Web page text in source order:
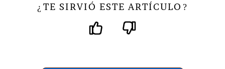
¿ TE SIRVIÓ ESTE ARTÍCULO ?